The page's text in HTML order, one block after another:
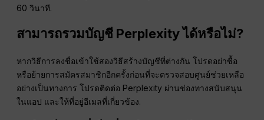
60 วินาที.
สามารถรวมบัญชี Perplexity ได้หรือไม่?
หากวิธีการลงชื่อเข้าใช้สองวิธีสร้างบัญชีที่ต่างกัน โปรดอย่าซื้อ
หรือย้ายการสมัครสมาชิกอีกครั้งก่อนที่จะตรวจสอบศูนย์ช่วยเหลือ
อย่างเป็นทางการ โปรดติดต่อ Perplexity ผ่านช่องทางสนับสนุน
ในแอป และให้ที่อยู่อีเมลที่เกี่ยวข้อง.